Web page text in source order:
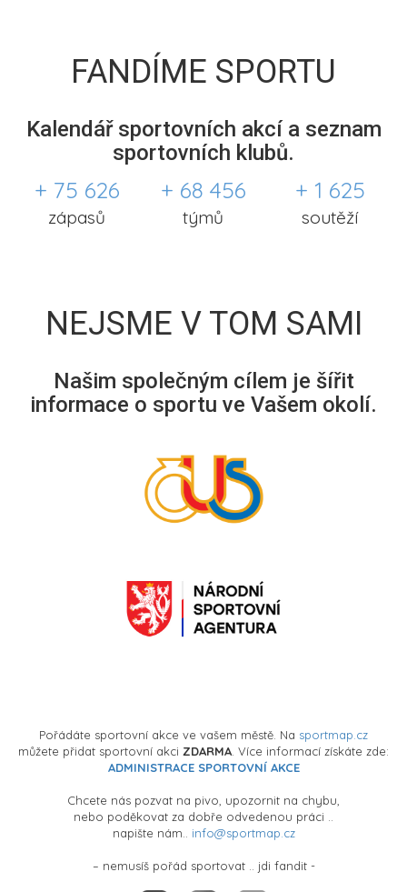
FANDÍME SPORTU
Kalendář sportovních akcí a seznam
sportovních klubů.
+ 75 626
zápasů
+ 68 456
týmů
+ 1 625
soutěží
NEJSME V TOM SAMI
Našim společným cílem je šířit
informace o sportu ve Vašem okolí.
Pořádáte sportovní akce ve vašem městě. Na sportmap.cz
můžete přidat sportovní akci ZDARMA . Více informací získáte zde:
ADMINISTRACE SPORTOVNÍ AKCE
Chcete nás pozvat na pivo, upozornit na chybu,
nebo poděkovat za dobře odvedenou práci ..
napište nám.. info@sportmap.cz
– nemusíš pořád sportovat .. jdi fandit -